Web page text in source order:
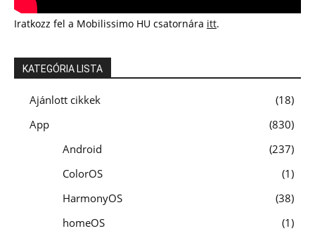
Iratkozz fel a Mobilissimo HU csatornára itt.
KATEGÓRIA LISTA
Ajánlott cikkek
18
App
830
Android
237
ColorOS
1
HarmonyOS
38
homeOS
1